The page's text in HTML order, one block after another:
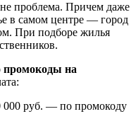
проблема. Причем даже
в самом центре — город
При подборе жилья
промокоды на
000 руб. — по промокоду